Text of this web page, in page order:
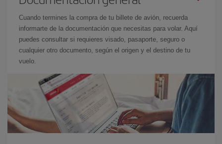
Cuando termines la compra de tu billete de avión, recuerda
informarte de la documentación que necesitas para volar. Aquí
puedes consultar si requieres visado, pasaporte, seguro o
cualquier otro documento, según el origen y el destino de tu
vuelo.